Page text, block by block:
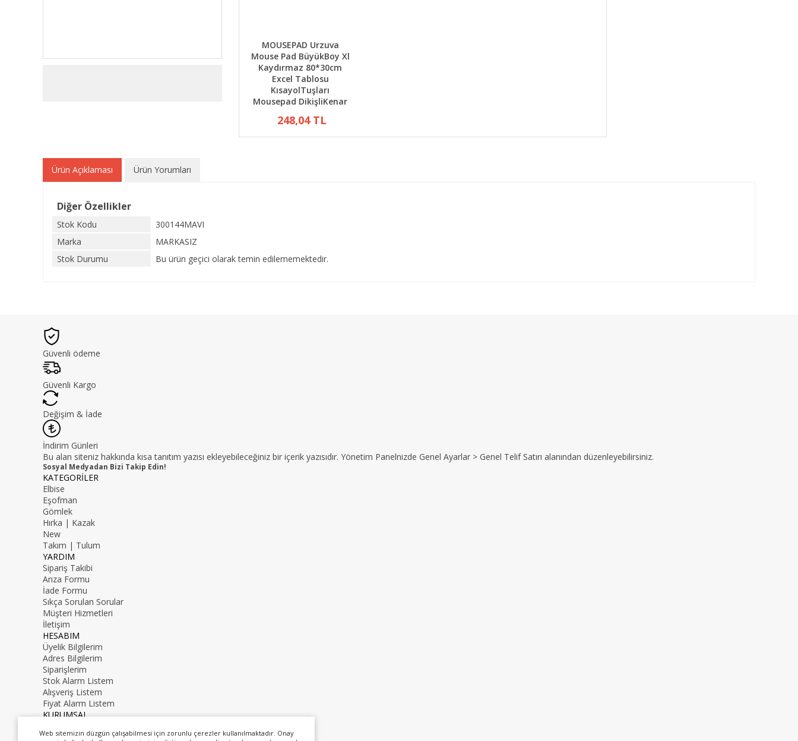
Web sitemizin düzgün çalışabilmesi için zorunlu çerezler kullanılmaktadır. Onay
MOUSEPAD Urzuva
Mouse Pad BüyükBoy Xl
Kaydırmaz 80*30cm
Excel Tablosu
KısayolTuşları
Mousepad DikişliKenar
248,04 TL
Ürün Açıklaması Ürün Yorumları
Diğer Özellikler
Stok Kodu
300144MAVI
Marka
MARKASIZ
Stok Durumu
Bu ürün geçici olarak temin edilememektedir.
Güvenli ödeme
Güvenli Kargo
Değişim & İade
İndirim Günleri
Bu alan siteniz hakkında kısa tanıtım yazısı ekleyebileceğiniz bir içerik yazısıdır. Yönetim Panelnizde Genel Ayarlar > Genel Telif Satırı alanından düzenleyebilirsiniz.
Sosyal Medyadan Bizi Takip Edin!
KATEGORİLER
Elbise
Eşofman
Gömlek
Hırka | Kazak
New
Takım | Tulum
YARDIM
Sipariş Takibi
Arıza Formu
İade Formu
Sıkça Sorulan Sorular
Müşteri Hizmetleri
İletişim
HESABIM
Üyelik Bilgilerim
Adres Bilgilerim
Siparişlerim
Stok Alarm Listem
Alışveriş Listem
Fiyat Alarm Listem
KURUMSAL
Hakkımızda